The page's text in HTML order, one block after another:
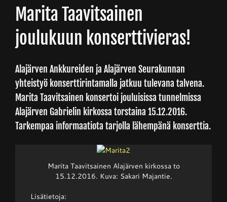
Fanituotteet
Palvelut
Info
Yhteystiedot
Marita Taavitsainen
joulukuun konserttivieras!
Alajärven Ankkureiden ja Alajärven Seurakunnan
yhteistyö konserttirintamalla jatkuu tulevana talvena.
Marita Taavitsainen konsertoi jouluisissa tunnelmissa
Alajärven Gabrielin kirkossa torstaina 15.12.2016.
Tarkempaa informaatiota tarjolla lähempänä konserttia.
Marita Taavitsainen Alajärven kirkossa to
15.12.2016. Kuva: Sakari Majantie.
Lisätietoja: